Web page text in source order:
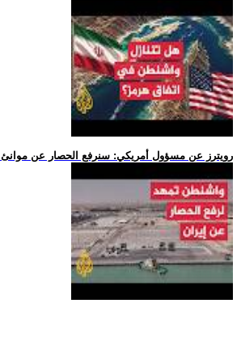
.. رويترز عن مسؤول أمريكي: سنرفع الحصار عن موانئ